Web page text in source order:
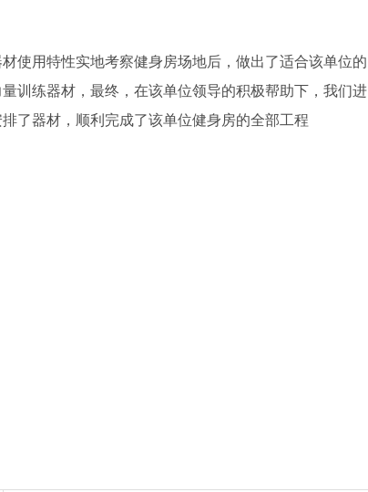
使用特性实地考察健身房场地后，做出了适合该单位的
训练器材，最终，在该单位领导的积极帮助下，我们进
了器材，顺利完成了该单位健身房的全部工程